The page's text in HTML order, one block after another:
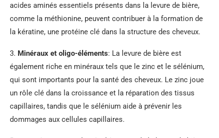
acides aminés essentiels présents dans la levure de bière,
comme la méthionine, peuvent contribuer à la formation de
la kératine, une protéine clé dans la structure des cheveux.
3. Minéraux et oligo-éléments: La levure de bière est
également riche en minéraux tels que le zinc et le sélénium,
qui sont importants pour la santé des cheveux. Le zinc joue
un rôle clé dans la croissance et la réparation des tissus
capillaires, tandis que le sélénium aide à prévenir les
dommages aux cellules capillaires.